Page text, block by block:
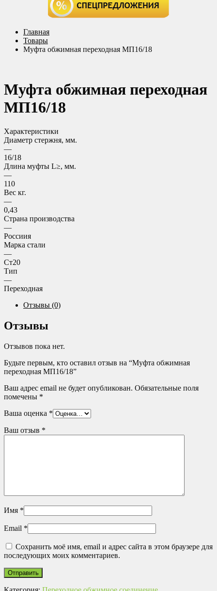
Главная
Товары
Муфта обжимная переходная МП16/18
Муфта обжимная переходная
МП16/18
Характеристики
Диаметр стержня, мм.
—
16/18
Длина муфты L≥, мм.
—
110
Вес кг.
—
0,43
Страна производства
—
Россиия
Марка стали
—
Ст20
Тип
—
Переходная
Отзывы (0)
Отзывы
Отзывов пока нет.
Будьте первым, кто оставил отзыв на “Муфта обжимная
переходная МП16/18”
Ваш адрес email не будет опубликован. Обязательные поля
помечены *
Ваша оценка *
Ваш отзыв *
Имя *
Email *
Сохранить моё имя, email и адрес сайта в этом браузере для
последующих моих комментариев.